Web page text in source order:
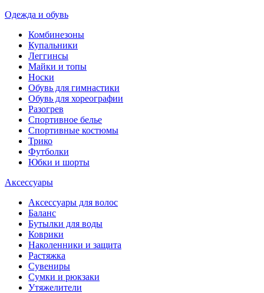
Одежда и обувь
Комбинезоны
Купальники
Леггинсы
Майки и топы
Носки
Обувь для гимнастики
Обувь для хореографии
Разогрев
Спортивное белье
Спортивные костюмы
Трико
Футболки
Юбки и шорты
Аксессуары
Аксессуары для волос
Баланс
Бутылки для воды
Коврики
Наколенники и защита
Растяжка
Сувениры
Сумки и рюкзаки
Утяжелители